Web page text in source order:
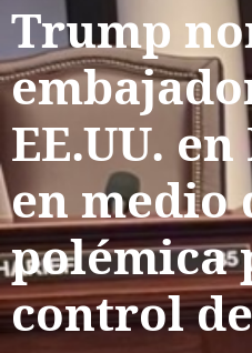
Trump
EE.UU.
en medio
polémica
control